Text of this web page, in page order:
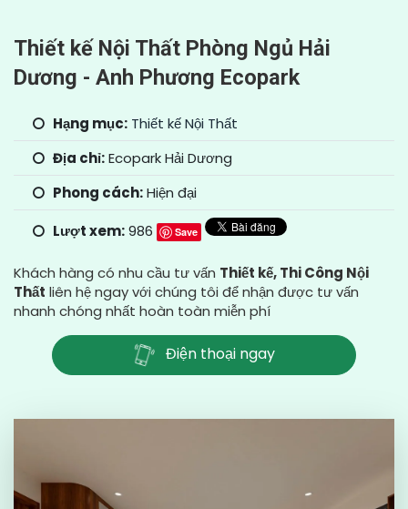
Thiết kế Nội Thất Phòng Ngủ Hải
Dương - Anh Phương Ecopark
Hạng mục: Thiết kế Nội Thất
Địa chỉ:Ecopark Hải Dương
Phong cách:Hiện đại
Lượt xem:986 Save
Khách hàng có nhu cầu tư vấn Thiết kế, Thi Công Nội
Thất liên hệ ngay với chúng tôi để nhận được tư vấn
nhanh chóng nhất hoàn toàn miễn phí
Điện thoại ngay